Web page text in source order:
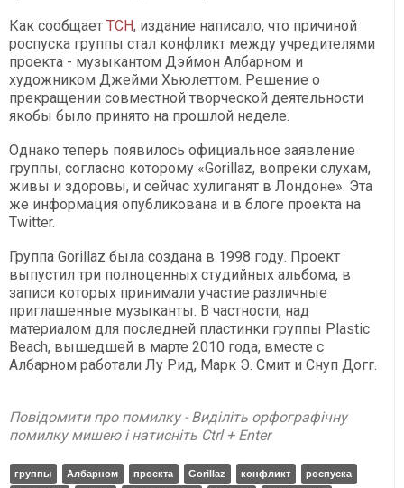
Как сообщает ТСН, издание написало, что причиной
роспуска группы стал конфликт между учредителями
проекта - музыкантом Дэймон Албарном и
художником Джейми Хьюлеттом. Решение о
прекращении совместной творческой деятельности
якобы было принято на прошлой неделе.
Однако теперь появилось официальное заявление
группы, согласно которому «Gorillaz, вопреки слухам,
живы и здоровы, и сейчас хулиганят в Лондоне». Эта
же информация опубликована и в блоге проекта на
Twitter.
Группа Gorillaz была создана в 1998 году. Проект
выпустил три полноценных студийных альбома, в
записи которых принимали участие различные
приглашенные музыканты. В частности, над
материалом для последней пластинки группы Plastic
Beach, вышедшей в марте 2010 года, вместе с
Албарном работали Лу Рид, Марк Э. Смит и Снуп Догг.
Повідомити про помилку - Виділіть орфографічну
помилку мишею і натисніть Ctrl + Enter
группы Албарном проекта Gorillaz конфликт
роспуска